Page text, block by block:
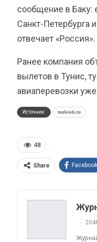
сообщение в Баку:
Санкт-Петербурга
отвечает «Россия».
Ранее компания
вылетов в Тунис,
авиаперевозки
Источник: tonkosti.ru
48
Share Facebook
Telegram
Linkedin